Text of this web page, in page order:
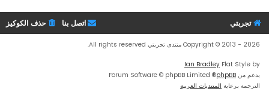
تجربتي حذف الكوكيز اتصل بنا
Copyright © 2013 - 2026 منتدى تجربتي All rights reserved.
Flat Style by
Ian Bradley
بدعم منphpBB
® Forum Software © phpBB Limited
الترجمة برعايةالمنتديات العربية